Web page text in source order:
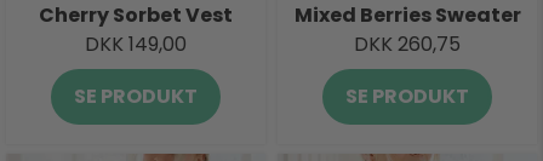
Cherry Sorbet Vest
DKK 149,00
SE PRODUKT
Mixed Berries Sweater
DKK 260,75
SE PRODUKT